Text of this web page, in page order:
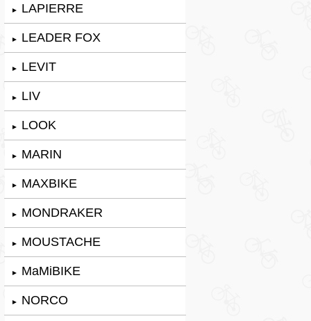
► LAPIERRE
► LEADER FOX
► LEVIT
► LIV
► LOOK
► MARIN
► MAXBIKE
► MONDRAKER
► MOUSTACHE
► MaMiBIKE
► NORCO